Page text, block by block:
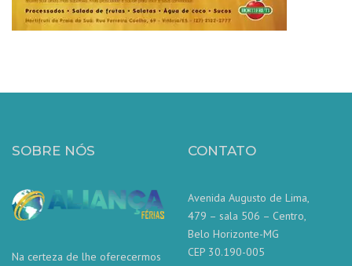
SOBRE NÓS
Na certeza de lhe oferecermos
CONTATO
Avenida Augusto de Lima,
479 – sala 506 – Centro,
Belo Horizonte-MG
CEP 30.190-005